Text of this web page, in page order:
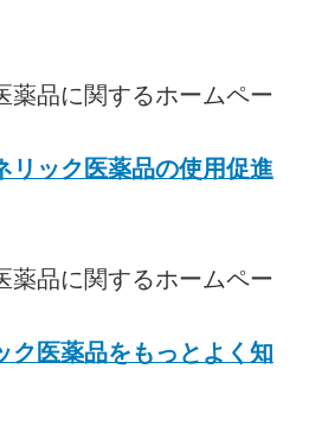
薬品に関するホームペー
ック医薬品の使用促進
薬品に関するホームペー
医薬品をもっとよく知